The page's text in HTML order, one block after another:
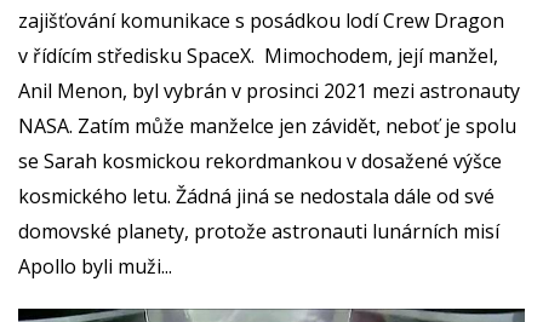
zajišťování komunikace s posádkou lodí Crew Dragon
v řídícím středisku SpaceX. Mimochodem, její manžel,
Anil Menon, byl vybrán v prosinci 2021 mezi astronauty
NASA. Zatím může manželce jen závidět, neboť je spolu
se Sarah kosmickou rekordmankou v dosažené výšce
kosmického letu. Žádná jiná se nedostala dále od své
domovské planety, protože astronauti lunárních misí
Apollo byli muži...